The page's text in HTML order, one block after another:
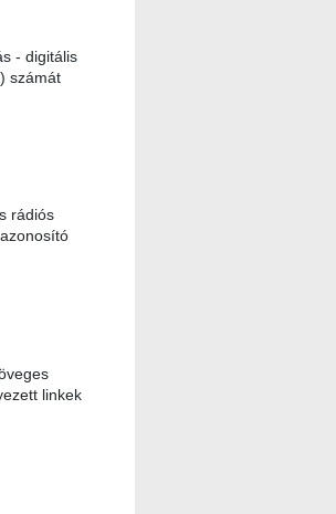
- digitális
számát
rádiós
linkek